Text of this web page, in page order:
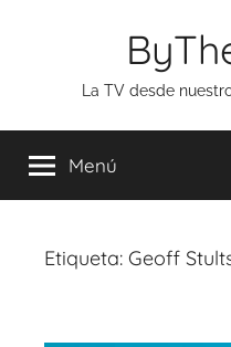
La TV desde
Menú
Etiqueta: Geoff